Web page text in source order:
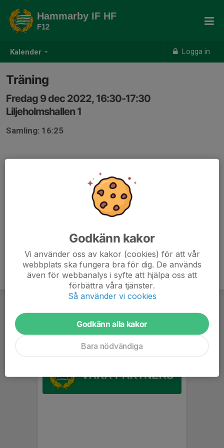
Kalender Logga in
Hammarby IF HF
F12
Träning
Fredag 9 dec 2022, 16:30-17:30
Liljeholmshallen 1
Samling: 16:25
Godkänn kakor
Vi använder oss av kakor (cookies) för att vår
webbplats ska fungera bra för dig. De används
även för webbanalys i syfte att hjälpa oss att
förbättra våra tjänster.
Så använder vi cookies
Godkänn alla kakor
Bara nödvändiga